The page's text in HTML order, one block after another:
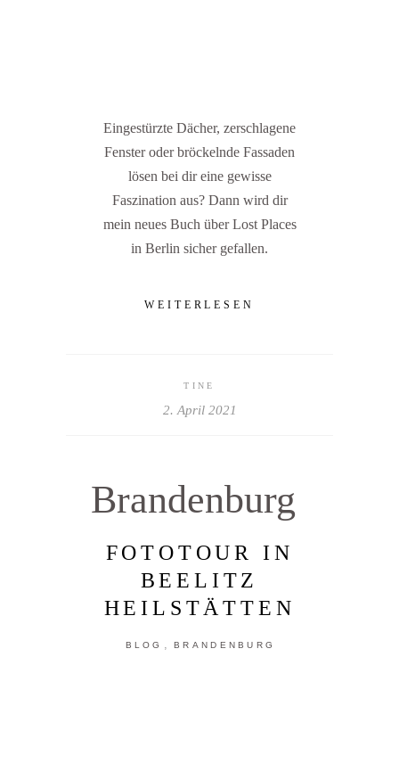
Eingestürzte Dächer, zerschlagene
Fenster oder bröckelnde Fassaden
lösen bei dir eine gewisse
Faszination aus? Dann wird dir
mein neues Buch über Lost Places
in Berlin sicher gefallen.
WEITERLESEN
TINE
2. April 2021
Brandenburg
FOTOTOUR IN
BEELITZ
HEILSTÄTTEN
BLOG , BRANDENBURG